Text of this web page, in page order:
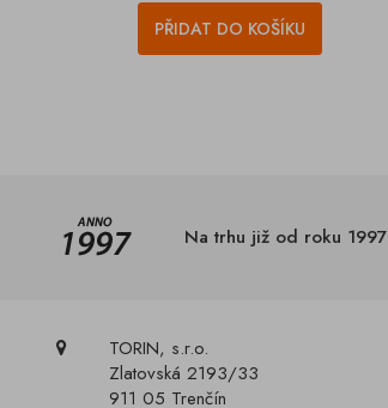
PŘIDAT DO KOŠÍKU
Na trhu již od roku 1997
TORIN, s.r.o.
Zlatovská 2193/33
911 05 Trenčín